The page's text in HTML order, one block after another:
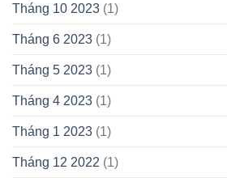
Tháng 10 2023 (1)
Tháng 6 2023 (1)
Tháng 5 2023 (1)
Tháng 4 2023 (1)
Tháng 1 2023 (1)
Tháng 12 2022 (1)